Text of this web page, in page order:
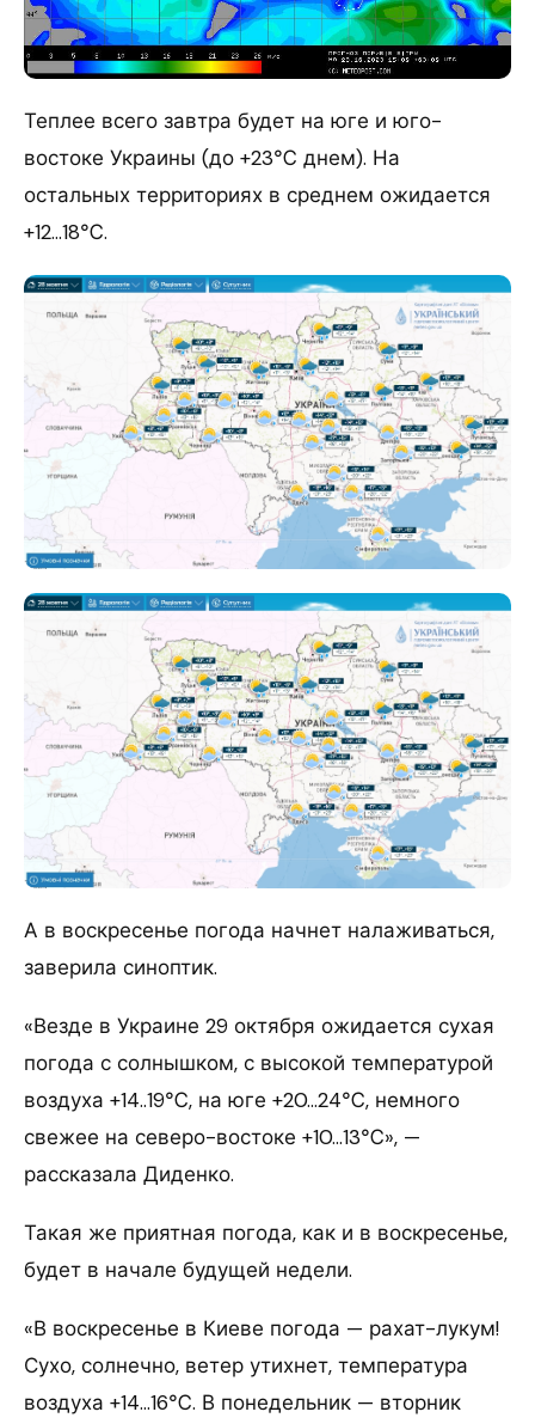
Теплее всего завтра будет на юге и юго-
востоке Украины (до +23℃ днем). На
остальных территориях в среднем ожидается
+12…18℃.
А в воскресенье погода начнет налаживаться,
заверила синоптик.
«Везде в Украине 29 октября ожидается сухая
погода с солнышком, с высокой температурой
воздуха +14..19℃, на юге +20…24℃, немного
свежее на северо-востоке +10…13℃», —
рассказала Диденко.
Такая же приятная погода, как и в воскресенье,
будет в начале будущей недели.
«В воскресенье в Киеве погода — рахат-лукум!
Сухо, солнечно, ветер утихнет, температура
воздуха +14…16℃. В понедельник — вторник